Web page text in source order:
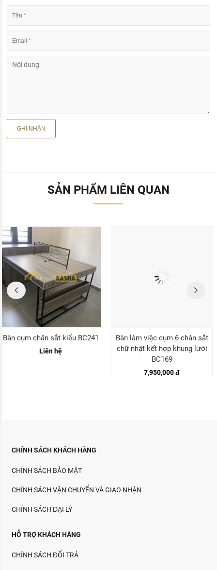
SẢN PHẨM LIÊN QUAN
Bàn cụm chân sắt kiểu BC241
Liên hệ
Bàn làm việc cụm 6 chân sắt
chữ nhật kết hợp khung lưới
BC169
7,950,000 đ
CHÍNH SÁCH KHÁCH HÀNG
CHÍNH SÁCH BẢO MẬT
CHÍNH SÁCH VẬN CHUYỂN VÀ GIAO NHẬN
CHÍNH SÁCH ĐẠI LÝ
HỖ TRỢ KHÁCH HÀNG
CHÍNH SÁCH ĐỔI TRẢ